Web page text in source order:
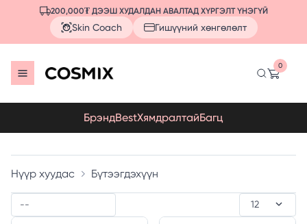
200,000₮ ДЭЭШ ХУДАЛДАН АВАЛТАД ХҮРГЭЛТ ҮНЭГҮЙ
Skin Coach Гишүүний хөнгөлөлт
0
БрэндBestХямдралтайБагц
Нүүр хуудас Бүтээгдэхүүн